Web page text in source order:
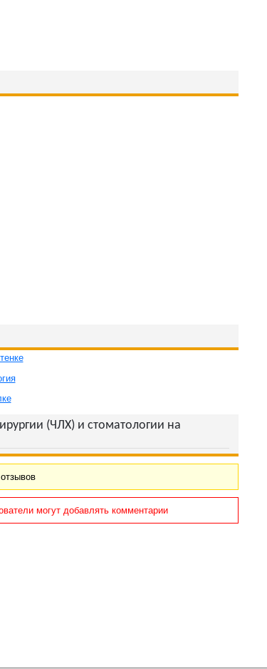
(ЧЛХ) и стоматологии на
могут добавлять комментарии